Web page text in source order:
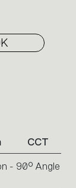
CCT
- 90° Angle